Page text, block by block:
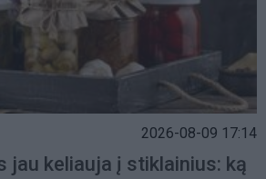
2026-08-09 17:14
jau keliauja į stiklainius: ką